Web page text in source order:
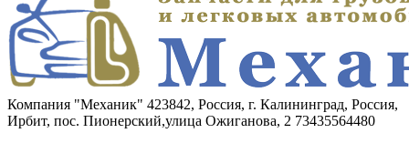
Компания "Механик" 423842, Россия, г. Калининград, Россия,
Ирбит, пос. Пионерский,улица Ожиганова, 2 73435564480